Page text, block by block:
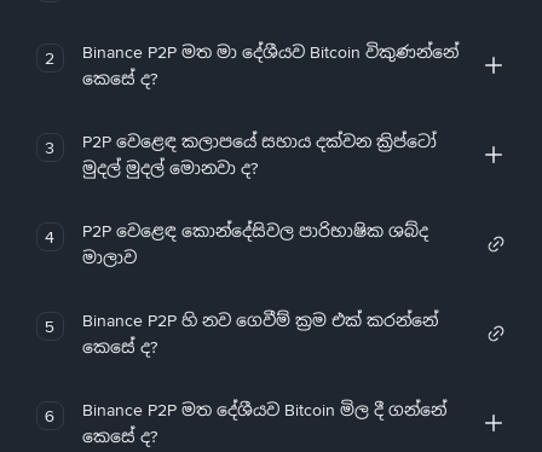
2
Binance P2P මත මා දේශීයව Bitcoin විකුණන්නේ
කෙසේ ද?
3
P2P වෙළෙඳ කලාපයේ සහාය දක්වන ක්‍රිප්ටෝ
මුදල් මුදල් මොනවා ද?
4
P2P වෙළෙඳ කොන්දේසිවල පාරිභාෂික ශබ්ද
මාලාව
5
Binance P2P හි නව ගෙවීම් ක්‍රම එක් කරන්නේ
කෙසේ ද?
6
Binance P2P මත දේශීයව Bitcoin මිල දී ගන්නේ
කෙසේ ද?